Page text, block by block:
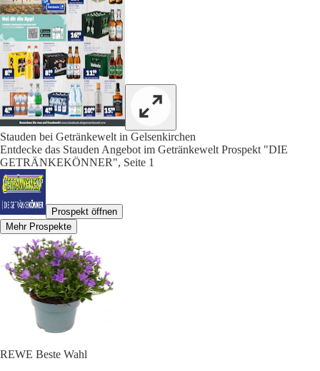
Stauden bei Getränkewelt in Gelsenkirchen
Entdecke das Stauden Angebot im Getränkewelt Prospekt "DIE
GETRÄNKEKÖNNER", Seite 1
Prospekt öffnen
Mehr Prospekte
REWE Beste Wahl